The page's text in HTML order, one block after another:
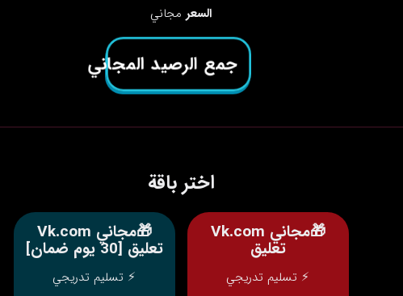
السعر مجاني
جمع الرصيد المجاني
اختر باقة
🎁مجاني Vk.com
تعليق
⚡ تسليم تدريجي
🎁مجاني Vk.com
تعليق [30 يوم ضمان]
⚡ تسليم تدريجي